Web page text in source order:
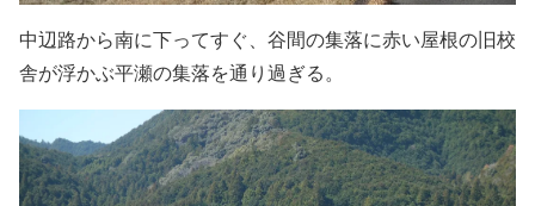
中辺路から南に下ってすぐ、谷間の集落に赤い屋根の旧校
舎が浮かぶ平瀬の集落を通り過ぎる。